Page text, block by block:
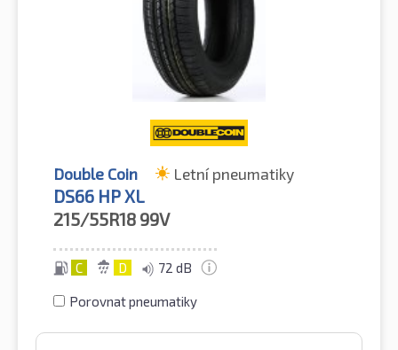
Double Coin Letní pneumatiky
DS66 HP XL
215/55R18 99V
C D 72 dB
Porovnat pneumatiky